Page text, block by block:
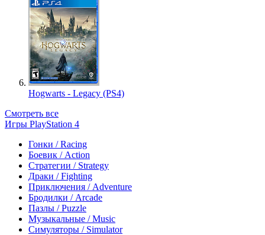
Hogwarts - Legacy (PS4)
Смотреть все
Игры PlayStation 4
Гонки / Racing
Боевик / Action
Стратегии / Strategy
Драки / Fighting
Приключения / Adventure
Бродилки / Arcade
Пазлы / Puzzle
Музыкальные / Music
Симуляторы / Simulator